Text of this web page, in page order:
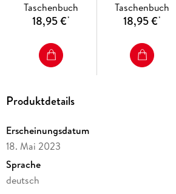
Taschenbuch
18,95 €*
Taschenbuch
18,95 €*
Produktdetails
Erscheinungsdatum
18. Mai 2023
Sprache
deutsch